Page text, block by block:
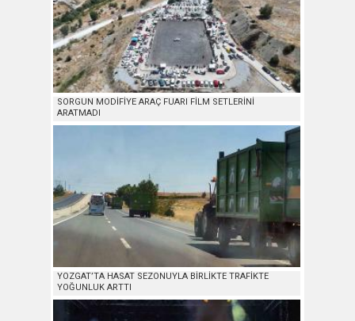
SORGUN MODİFİYE ARAÇ FUARI FİLM SETLERİNİ
ARATMADI
YOZGAT’TA HASAT SEZONUYLA BİRLİKTE TRAFİKTE
YOĞUNLUK ARTTI